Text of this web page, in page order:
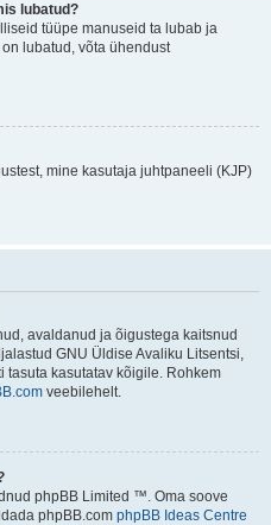
lubatud?
tüüpe manuseid ta lubab ja
lubatud, võta ühendust
mine kasutaja juhtpaneeli (KJP)
avaldanud ja õigustega kaitsnud
GNU Üldise Avaliku Litsentsi,
tasuta kasutatav kõigile. Rohkem
veebilehelt.
phpBB Limited ™. Oma soove
phpBB.com phpBB Ideas Centre